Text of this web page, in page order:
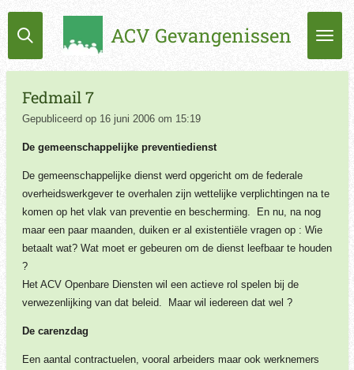
Ga
direct
de
hoofdinhoud
ACV Gevangenissen
Fedmail 7
Gepubliceerd op 16 juni 2006 om 15:19
De gemeenschappelijke preventiedienst
De gemeenschappelijke dienst werd opgericht om de federale
overheidswerkgever te overhalen zijn wettelijke verplichtingen na te
komen op het vlak van preventie en bescherming.
En nu, na nog
maar een paar maanden, duiken er al existentiële vragen op : Wie
betaalt wat? Wat moet er gebeuren om de dienst leefbaar te houden
?
Het ACV Openbare Diensten wil een actieve rol spelen bij de
verwezenlijking van dat beleid. Maar wil iedereen dat wel ?
De carenzdag
Een aantal contractuelen, vooral arbeiders maar ook werknemers